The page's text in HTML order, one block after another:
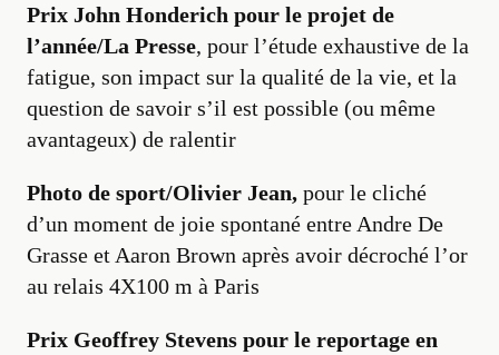
Prix John Honderich pour le projet de
l’année/La Presse, pour l’étude exhaustive de la
fatigue, son impact sur la qualité de la vie, et la
question de savoir s’il est possible (ou même
avantageux) de ralentir
Photo de sport/Olivier Jean, pour le cliché
d’un moment de joie spontané entre Andre De
Grasse et Aaron Brown après avoir décroché l’or
au relais 4X100 m à Paris
Prix Geoffrey Stevens pour le reportage en